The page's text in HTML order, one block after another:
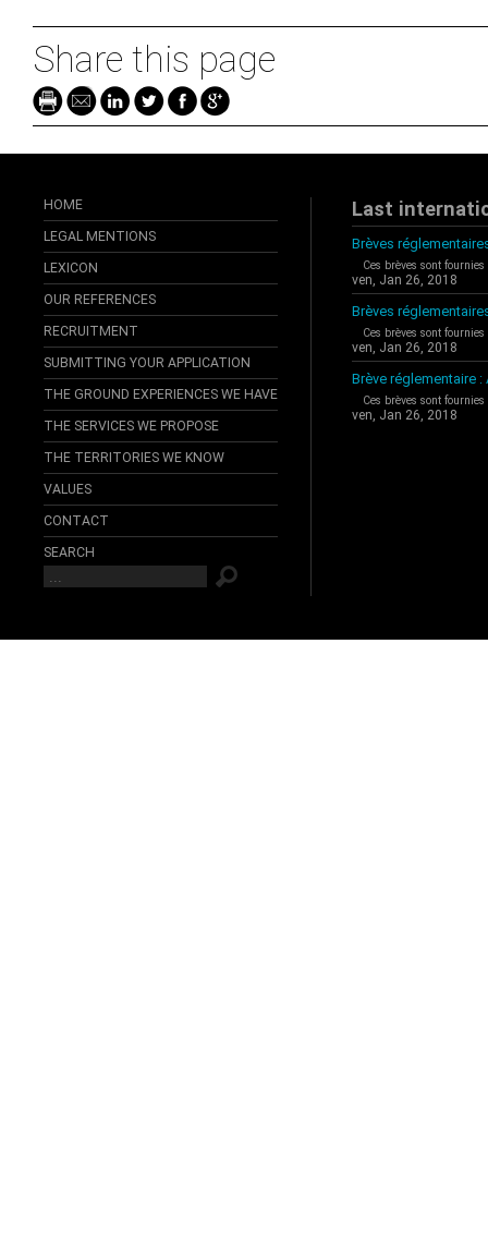
Share this page
HOME
LEGAL MENTIONS
LEXICON
OUR REFERENCES
RECRUITMENT
SUBMITTING YOUR APPLICATION
THE GROUND EXPERIENCES WE HAVE
THE SERVICES WE PROPOSE
THE TERRITORIES WE KNOW
VALUES
CONTACT
SEARCH
Last
Brèves
Ces brèves sont
ven, Jan 26, 2018
Brèves
Ces brèves sont
ven, Jan 26, 2018
Brève réglementaire :
Ces brèves sont
ven, Jan 26, 2018